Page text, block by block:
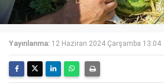
Yayınlanma: 12 Haziran 2024 Çarşamba 13:04